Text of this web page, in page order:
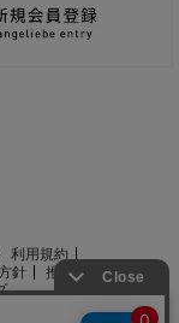
利用規約
針
推奨環境